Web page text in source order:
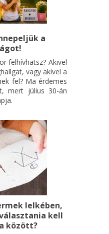
a
felhívhatsz? Akivel
vagy akivel a
fel? Ma érdemes
mert július 30-án
lelkében,
kell
között?